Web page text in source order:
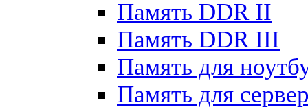
Память DDR II
Память DDR III
Память для
Память для